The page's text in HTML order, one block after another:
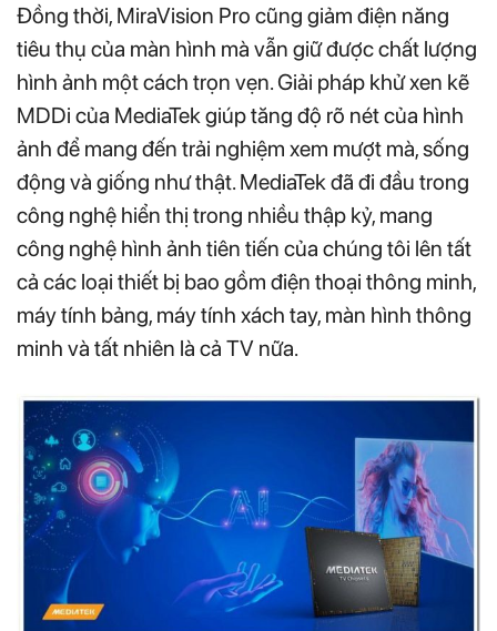
Đồng thời, MiraVision Pro cũng giảm điện năng
tiêu thụ của màn hình mà vẫn giữ được chất lượng
hình ảnh một cách trọn vẹn. Giải pháp khử xen kẽ
MDDi của MediaTek giúp tăng độ rõ nét của hình
ảnh để mang đến trải nghiệm xem mượt mà, sống
động và giống như thật. MediaTek đã đi đầu trong
công nghệ hiển thị trong nhiều thập kỷ, mang
công nghệ hình ảnh tiên tiến của chúng tôi lên tất
cả các loại thiết bị bao gồm điện thoại thông minh,
máy tính bảng, máy tính xách tay, màn hình thông
minh và tất nhiên là cả TV nữa.